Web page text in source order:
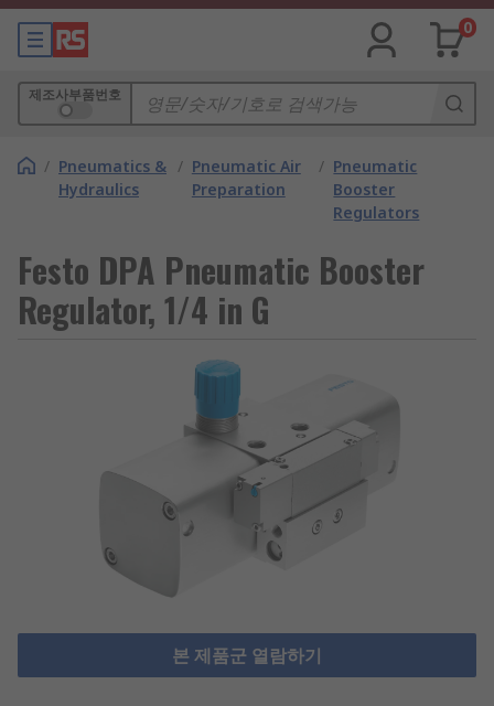
0
제조사부품번호
/ Pneumatics &
Hydraulics
/ Pneumatic Air
Preparation
/ Pneumatic
Booster
Regulators
Festo DPA Pneumatic Booster
Regulator, 1/4 in G
본 제품군 열람하기